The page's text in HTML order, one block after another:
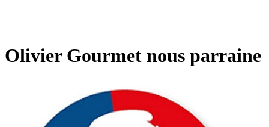
Olivier Gourmet nous parraine